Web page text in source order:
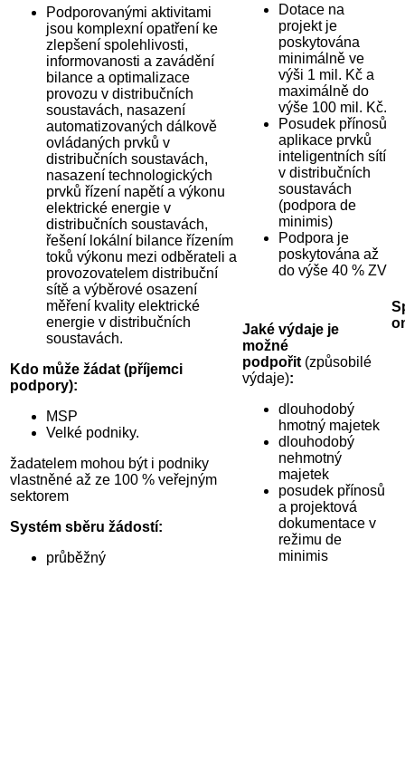
Podporovanými aktivitami
jsou komplexní opatření ke
zlepšení spolehlivosti,
informovanosti a zavádění
bilance a optimalizace
provozu v distribučních
soustavách, nasazení
automatizovaných dálkově
ovládaných prvků v
distribučních soustavách,
nasazení technologických
prvků řízení napětí a výkonu
elektrické energie v
distribučních soustavách,
řešení lokální bilance řízením
toků výkonu mezi odběrateli a
provozovatelem distribuční
sítě a výběrové osazení
měření kvality elektrické
energie v distribučních
soustavách.
Kdo může žádat (příjemci
podpory):
MSP
Velké podniky.
žadatelem mohou být i podniky
vlastněné až ze 100 % veřejným
sektorem
Systém sběru žádostí:
průběžný
Dotace na
projekt je
poskytována
minimálně ve
výši 1 mil. Kč a
maximálně do
výše 100 mil. Kč.
Posudek přínosů
aplikace prvků
inteligentních sítí
v distribučních
soustavách
(podpora de
minimis)
Podpora je
poskytována až
do výše 40 % ZV
Jaké výdaje je
možné
podpořit (způsobilé
výdaje):
dlouhodobý
hmotný majetek
dlouhodobý
nehmotný
majetek
posudek přínosů
a projektová
dokumentace v
režimu de
minimis